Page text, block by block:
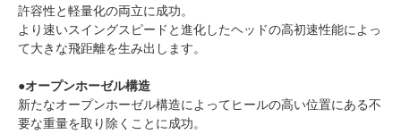
許容性と軽量化の両立に成功。
より速いスイングスピードと進化したヘッドの高初速性能によっ
て大きな飛距離を生み出します。
●オープンホーゼル構造
新たなオープンホーゼル構造によってヒールの高い位置にある不
要な重量を取り除くことに成功。